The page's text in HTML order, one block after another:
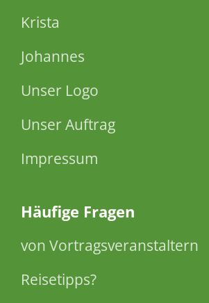
Krista
Johannes
Unser Logo
Unser Auftrag
Impressum
Häufige Fragen
von Vortragsveranstaltern
Reisetipps?